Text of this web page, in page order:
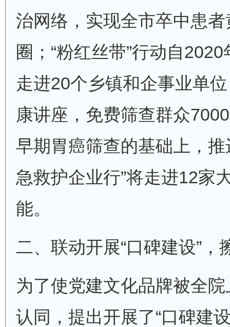
治网络，实现全市卒中患
圈；“粉红丝带”行动自
走进20个乡镇和企事业单
康讲座，免费筛查群众
早期胃癌筛查的基础上，
急救护企业行”将走进12家
能。
二、联动开展“口碑建设”，
为了使党建文化品牌被全
认同，提出开展了“口碑建